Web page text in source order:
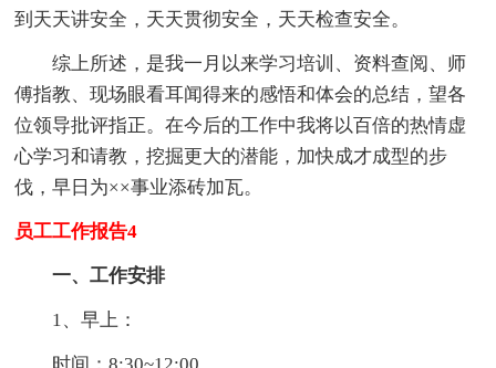
到天天讲安全，天天贯彻安全，天天检查安全。
综上所述，是我一月以来学习培训、资料查阅、师
傅指教、现场眼看耳闻得来的感悟和体会的总结，望各
位领导批评指正。在今后的工作中我将以百倍的热情虚
心学习和请教，挖掘更大的潜能，加快成才成型的步
伐，早日为××事业添砖加瓦。
员工工作报告4
一、工作安排
1、早上：